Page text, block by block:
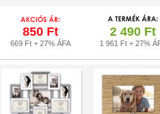
850 Ft
669 Ft + 27% ÁFA
2 490 Ft
1 961 Ft + 27%